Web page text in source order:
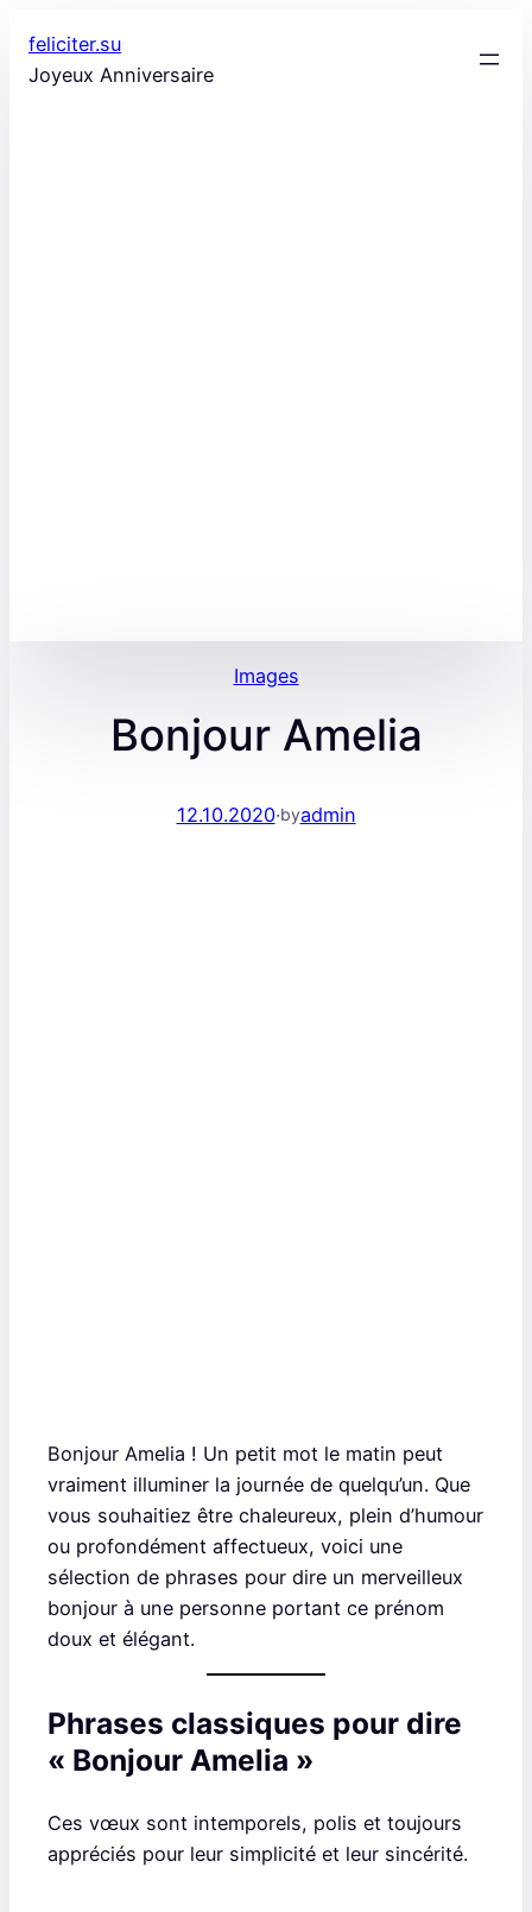
au
contenu
feliciter.su
Joyeux Anniversaire
Images
Bonjour Amelia
12.10.2020·byadmin
Bonjour Amelia ! Un petit mot le matin peut
vraiment illuminer la journée de quelqu’un. Que
vous souhaitiez être chaleureux, plein d’humour
ou profondément affectueux, voici une
sélection de phrases pour dire un merveilleux
bonjour à une personne portant ce prénom
doux et élégant.
Phrases classiques pour dire
« Bonjour Amelia »
Ces vœux sont intemporels, polis et toujours
appréciés pour leur simplicité et leur sincérité.